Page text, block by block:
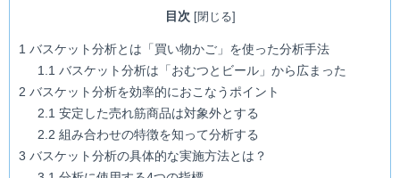
目次 [閉じる]
1 バスケット分析とは「買い物かご」を使った分析手法
1.1 バスケット分析は「おむつとビール」から広まった
2 バスケット分析を効率的におこなうポイント
2.1 安定した売れ筋商品は対象外とする
2.2 組み合わせの特徴を知って分析する
3 バスケット分析の具体的な実施方法とは？